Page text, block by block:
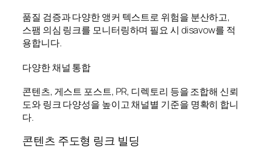
품질 검증과 다양한 앵커 텍스트로 위험을 분산하고,
스팸 의심 링크를 모니터링하며 필요 시 disavow를 적
용합니다.
다양한 채널 통합
콘텐츠, 게스트 포스트, PR, 디렉토리 등을 조합해 신뢰
도와 링크 다양성을 높이고 채널별 기준을 명확히 합니
다.
콘텐츠 주도형 링크 빌딩